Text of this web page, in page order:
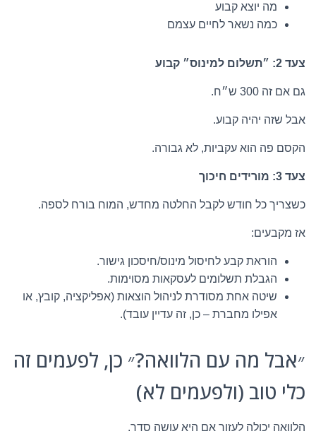
מה יוצא קבוע
כמה נשאר לחיים עצמם
צעד 2: ״תשלום למינוס״ קבוע
גם אם זה 300 ש״ח.
אבל שזה יהיה קבוע.
הקסם פה הוא עקביות, לא גבורה.
צעד 3: מורידים חיכוך
כשצריך כל חודש לקבל החלטה מחדש, המוח בורח לספה.
אז מקבעים:
הוראת קבע לחיסול מינוס/חיסכון גישור.
הגבלת תשלומים לעסקאות מסוימות.
שיטה אחת מסודרת לניהול הוצאות (אפליקציה, קובץ, או
אפילו מחברת – כן, זה עדיין עובד).
״אבל מה עם הלוואה?״ כן, לפעמים זה
כלי טוב (ולפעמים לא)
הלוואה יכולה לעזור אם היא עושה סדר.